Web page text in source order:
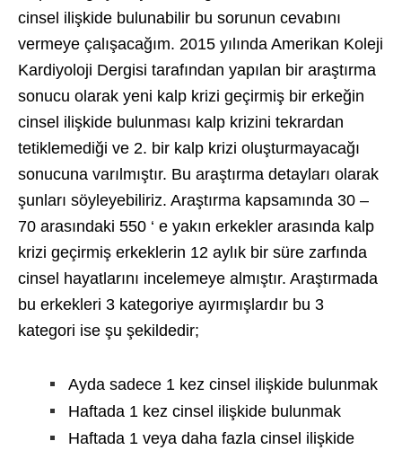
cinsel ilişkide bulunabilir bu sorunun cevabını
vermeye çalışacağım. 2015 yılında Amerikan Koleji
Kardiyoloji Dergisi tarafından yapılan bir araştırma
sonucu olarak yeni kalp krizi geçirmiş bir erkeğin
cinsel ilişkide bulunması kalp krizini tekrardan
tetiklemediği ve 2. bir kalp krizi oluşturmayacağı
sonucuna varılmıştır. Bu araştırma detayları olarak
şunları söyleyebiliriz. Araştırma kapsamında 30 –
70 arasındaki 550 ‘ e yakın erkekler arasında kalp
krizi geçirmiş erkeklerin 12 aylık bir süre zarfında
cinsel hayatlarını incelemeye almıştır. Araştırmada
bu erkekleri 3 kategoriye ayırmışlardır bu 3
kategori ise şu şekildedir;
Ayda sadece 1 kez cinsel ilişkide bulunmak
Haftada 1 kez cinsel ilişkide bulunmak
Haftada 1 veya daha fazla cinsel ilişkide